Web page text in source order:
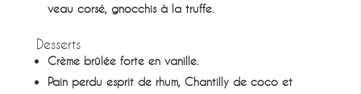
veau corsé, gnocchis à la truffe.
Desserts
Crème brûlée forte en vanille.
Pain perdu esprit de rhum, Chantilly de coco et